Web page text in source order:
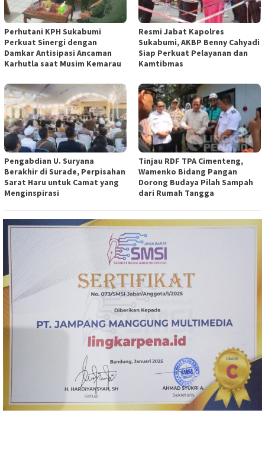
Perhutani KPH Sukabumi
Perkuat Sinergi dengan
Damkar Antisipasi Ancaman
Karhutla saat Musim Kemarau
Resmi Jabat Kapolres
Sukabumi, AKBP Benny Cahyadi
Siap Perkuat Pelayanan dan
Kamtibmas
Pengabdian U. Suryana
Berakhir di Surade, Perpisahan
Sarat Haru untuk Camat yang
Menginspirasi
Tinjau RDF TPA Cimenteng,
Wamenko Bidang Pangan
Dorong Budaya Pilah Sampah
dari Rumah Tangga